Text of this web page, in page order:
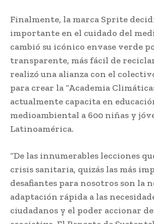
Finalmente, la marca Sprite
importante en el cuidado del
cambió su icónico envase verde
transparente, más fácil de
realizó una alianza con el
para crear la “Academia
actualmente capacita en
medioambiental a 600 niñas y
Latinoamérica.
“De las innumerables lecciones
crisis sanitaria, quizás las más
desafiantes para nosotros son la
adaptación rápida a las
ciudadanos y el poder accionar